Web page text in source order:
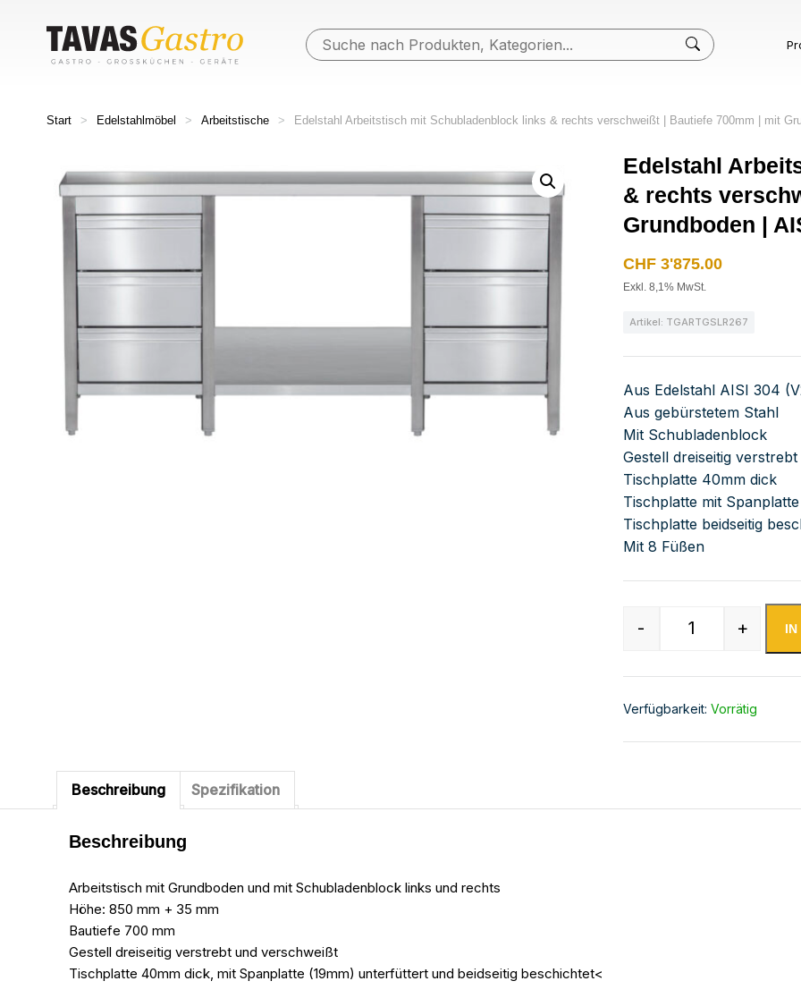
Start > Edelstahlmöbel > Arbeitstische > Edelstahl Arbeitstisch mit Schubladenblock links & rechts verschweißt | Bautiefe 700mm | mit
Edelstahl
& rechts
Grundboden |
CHF3'875.00
Exkl. 8,1% MwSt.
Artikel: TGARTGSLR267
Aus Edelstahl AISI 304
Aus gebürstetem Stahl
Mit Schubladenblock
Gestell dreiseitig
Tischplatte 40mm dick
Tischplatte mit
Tischplatte beidseitig
Mit 8 Füßen
Edelstahl
- + IN
Verfügbarkeit: Vorrätig
Beschreibung Spezifikation
Beschreibung
Arbeitstisch mit Grundboden und mit Schubladenblock links und rechts
Höhe: 850 mm + 35 mm
Bautiefe 700 mm
Gestell dreiseitig verstrebt und verschweißt
Tischplatte 40mm dick, mit Spanplatte (19mm) unterfüttert und beidseitig beschichtet<